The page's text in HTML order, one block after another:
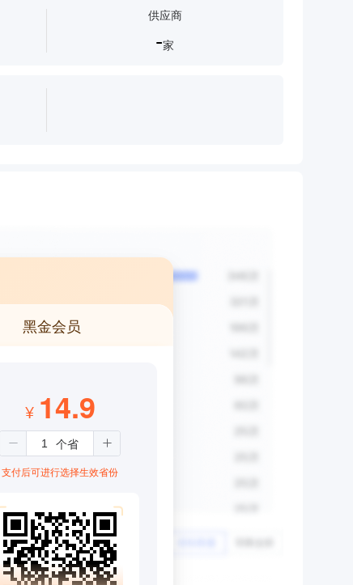
供应商
-家
黑金会员
¥ 14.9
支付后可进行选择生效省份